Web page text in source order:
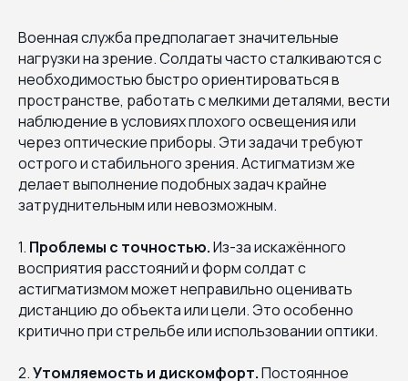
Военная служба предполагает значительные
нагрузки на зрение. Солдаты часто сталкиваются с
необходимостью быстро ориентироваться в
пространстве, работать с мелкими деталями, вести
наблюдение в условиях плохого освещения или
через оптические приборы. Эти задачи требуют
острого и стабильного зрения. Астигматизм же
делает выполнение подобных задач крайне
затруднительным или невозможным.
1. Проблемы с точностью.Из-за искажённого
восприятия расстояний и форм солдат с
астигматизмом может неправильно оценивать
дистанцию до объекта или цели. Это особенно
критично при стрельбе или использовании оптики.
2.Утомляемость и дискомфорт.Постоянное